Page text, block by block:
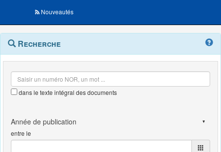
Nouveautés
Navigation
outils
Menu
contextuel
Recherche
dans le texte intégral des documents
entre le